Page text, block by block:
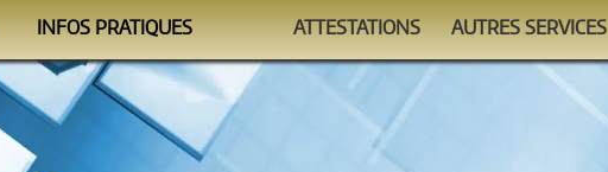
INFOS PRATIQUES
Se former
Le Formateur
Conditions
ATTESTATIONS
Auto-évaluations
AUTRES SERVICES
Watchtower